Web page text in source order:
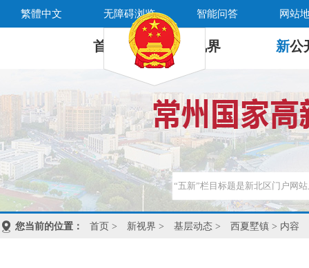
繁體中文 无障碍浏览 智能问答 网站
首 页 新 视界 新公
您当前的位置： 首页 > 新视界 > 基层动态 > 西夏墅镇 > 内容